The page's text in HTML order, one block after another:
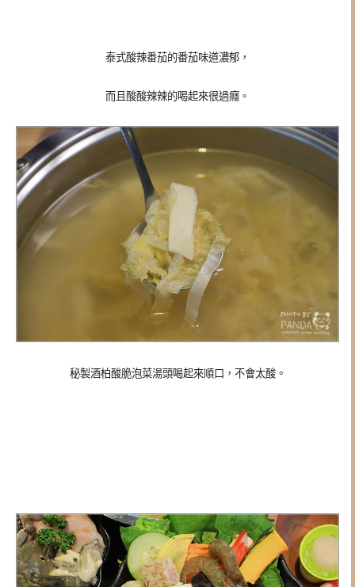
泰式酸辣番茄的番茄味道濃郁，
而且酸酸辣辣的喝起來很過癮。
秘製酒柏酸脆泡菜湯頭喝起來順口，不會太酸。